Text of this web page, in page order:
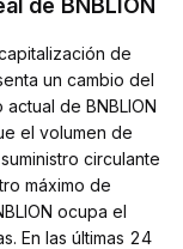
de BNBLION
de
un cambio del
de BNBLION
el volumen de
circulante
máximo de
ocupa el
En las últimas 24